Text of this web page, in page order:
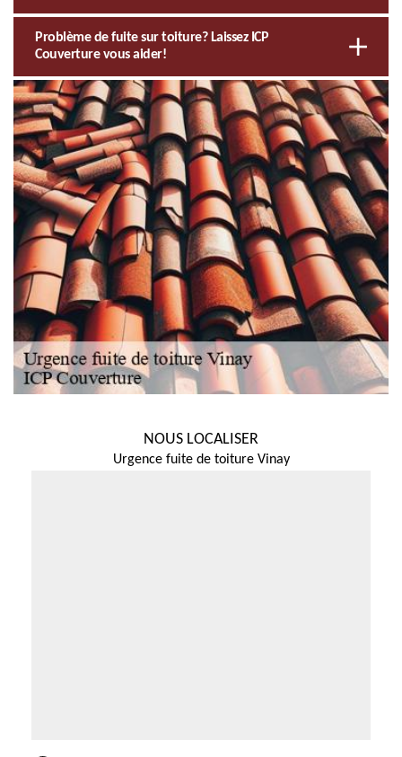
Problème de fuite sur toiture? Laissez ICP
Couverture vous aider!
NOUS LOCALISER
Urgence fuite de toiture Vinay